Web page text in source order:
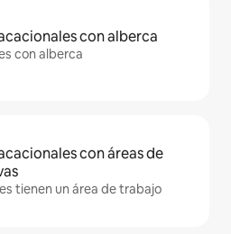
con alberca
con alberca
con áreas de
tienen un área de trabajo